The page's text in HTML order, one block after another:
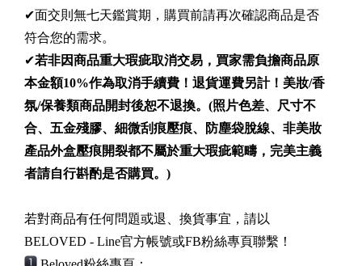
✔面交則無七天鑑賞期，購買前請再次確認商品是否
符合您的需求。
✔若非因商品重大瑕疵取消交易，買家需負擔商品原
本金額10%作為取消手續費！退貨運費另計！美妝/香
氛/保養類商品開封後恕不退換。 (照片色差、尺寸不
合、五金殘膠、細微刮痕壓痕、防塵袋脫線、非美妝
產品外盒壓痕開裂都不屬於重大瑕疵範疇，完美主義
者請自行斟酌是否購買。)
若對商品有任何問題或退、換貨事宜，請以
BELOVED - Line官方帳號或FB粉絲專頁聯繫！